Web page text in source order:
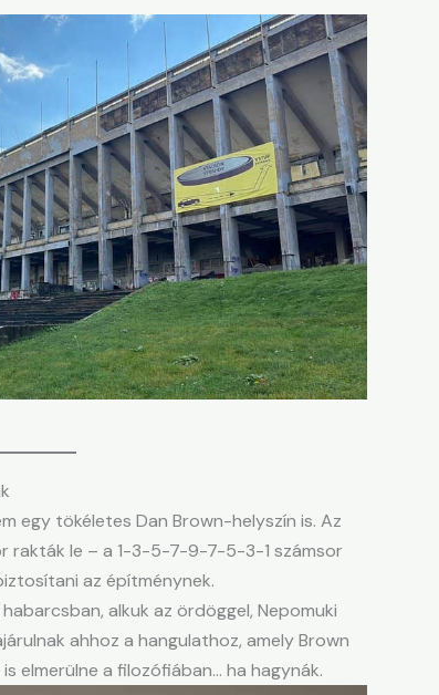
egy tökéletes Dan Brown-helyszín is. Az
rakták le – a 1-3-5-7-9-7-5-3-1 számsor
az építménynek.
alkuk az ördöggel, Nepomuki
ahhoz a hangulathoz, amely Brown
elmerülne a filozófiában… ha hagynák.